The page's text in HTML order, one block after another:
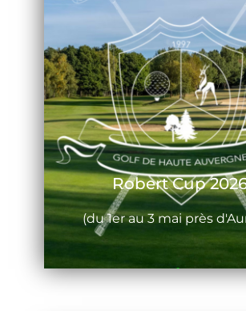
Robert Cup
(du 1er au 3 mai près